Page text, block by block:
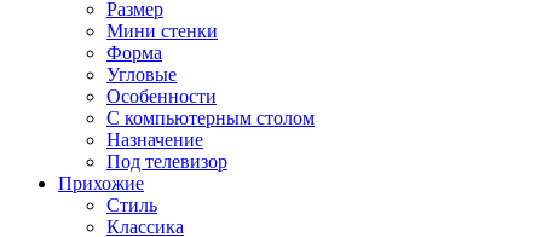
Размер
Мини стенки
Форма
Угловые
Особенности
С компьютерным столом
Назначение
Под телевизор
Прихожие
Стиль
Классика